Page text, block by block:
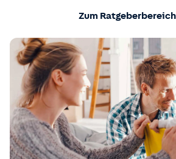
Zum Ratgeberbereich